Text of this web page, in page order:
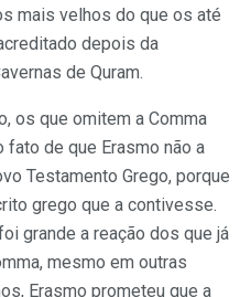
mais velhos do que os até
depois da
de Quram.
os que omitem a Comma
de que Erasmo não a
Testamento Grego, porque
grego que a contivesse.
grande a reação dos que já
mesmo em outras
Erasmo prometeu que a